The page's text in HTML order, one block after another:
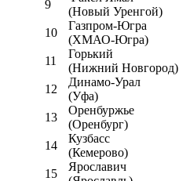
9
(Новый Уренгой)
10
Газпром-Югра
(ХМАО-Югра)
11
Горький
(Нижний Новгород)
12
Динамо-Урал
(Уфа)
13
Оренбуржье
(Оренбург)
14
Кузбасс
(Кемерово)
15
Ярославич